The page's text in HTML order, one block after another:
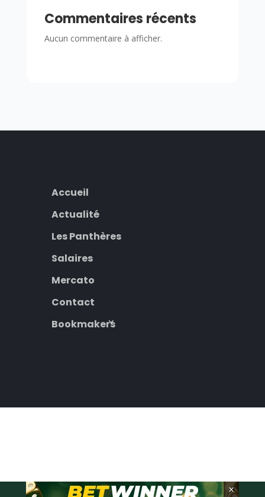
Commentaires récents
Aucun commentaire à afficher.
Accueil
Actualité
Les Panthères
Salaires
Mercato
Contact
Bookmakers
×